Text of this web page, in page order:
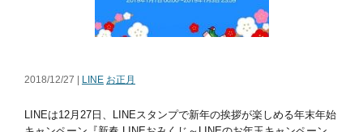
2018/12/27 | LINE お正月
LINEは12月27日、LINEスタンプで新年の挨拶が楽しめる年末年始